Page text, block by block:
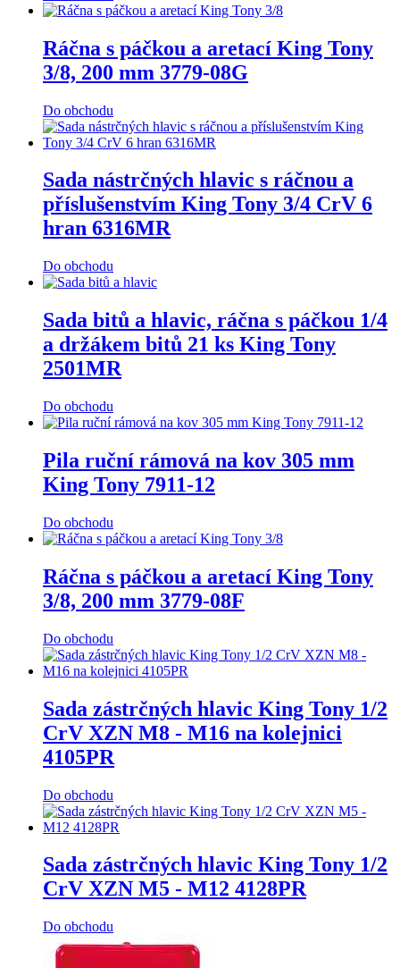
Ráčna s páčkou a aretací King Tony
3/8, 200 mm 3779-08G
Do obchodu
Sada nástrčných hlavic s ráčnou a
příslušenstvím King Tony 3/4 CrV 6
hran 6316MR
Do obchodu
Sada bitů a hlavic, ráčna s páčkou 1/4
a držákem bitů 21 ks King Tony
2501MR
Do obchodu
Pila ruční rámová na kov 305 mm
King Tony 7911-12
Do obchodu
Ráčna s páčkou a aretací King Tony
3/8, 200 mm 3779-08F
Do obchodu
Sada zástrčných hlavic King Tony 1/2
CrV XZN M8 - M16 na kolejnici
4105PR
Do obchodu
Sada zástrčných hlavic King Tony 1/2
CrV XZN M5 - M12 4128PR
Do obchodu